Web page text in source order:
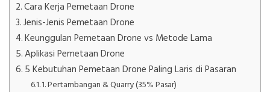
Cara Kerja Pemetaan Drone
Jenis-Jenis Pemetaan Drone
Keunggulan Pemetaan Drone vs Metode Lama
Aplikasi Pemetaan Drone
5 Kebutuhan Pemetaan Drone Paling Laris di Pasaran
1. Pertambangan & Quarry (35% Pasar)